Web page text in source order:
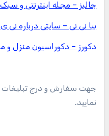
جالبز – مجله اینترنتی و
بیا نی نی – سایتی درباره نی
دکورز – دکوراسیون منزل و
جهت سفارش و درج
نمایید.